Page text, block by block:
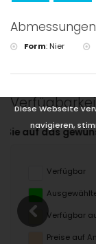
Diese Webseite
navigieren,
Form:Nier
An- und
Verfügbar
Verfügbar
Preise auf